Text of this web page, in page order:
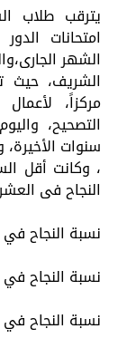
يترقب طلاب
الشهر
مركزاً،
التصحيح،
النجاح فى
نسبة النجاح في
نسبة النجاح في
نسبة النجاح في